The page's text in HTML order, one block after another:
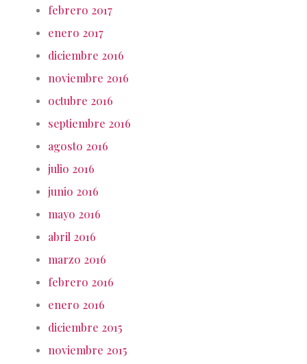
febrero 2017
enero 2017
diciembre 2016
noviembre 2016
octubre 2016
septiembre 2016
agosto 2016
julio 2016
junio 2016
mayo 2016
abril 2016
marzo 2016
febrero 2016
enero 2016
diciembre 2015
noviembre 2015